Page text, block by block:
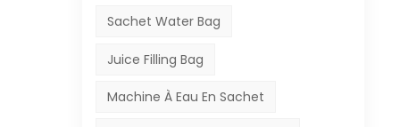
Sachet Water Bag
Juice Filling Bag
Machine À Eau En Sachet